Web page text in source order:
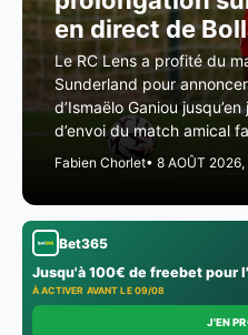
en direct de
Le RC Lens a profité du
Sunderland pour
d’Ismaëlo Ganiou
d’envoi du match amical
Fabien Chorlet• 8 AOÛT 2026,
Bet365
Jusqu'à 100€ de freebet pour
À ACTIVER AVANT LE 09/08
J'EN